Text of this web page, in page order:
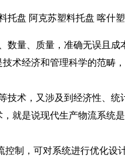
托盘 阿克苏塑料托盘 喀什
量、质量，准确无误且成
术经济和管理科学的范畴
术，又涉及到经济性、统
就是说现代生产物流系统
制，可对系统进行优化设